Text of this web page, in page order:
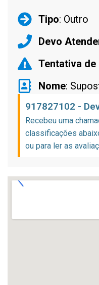
Tipo: Outro
Devo
Tentativa de
Nome:
917827102 -
Recebeu uma
classificações
ou para ler as